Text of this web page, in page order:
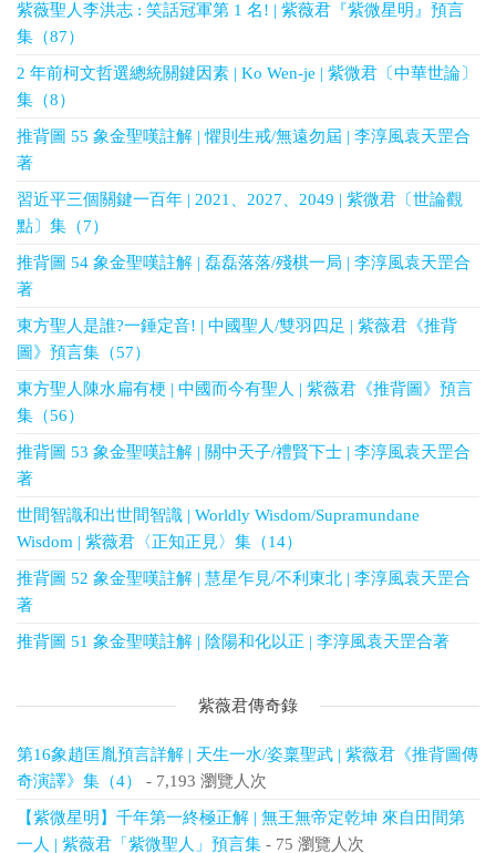
紫薇聖人李洪志 : 笑話冠軍第 1 名! | 紫薇君『紫微星明』預言
集（87）
2 年前柯文哲選總統關鍵因素 | Ko Wen-je | 紫微君〔中華世論〕
集（8）
推背圖 55 象金聖嘆註解 | 懼則生戒/無遠勿屆 | 李淳風袁天罡合
著
習近平三個關鍵一百年 | 2021、2027、2049 | 紫微君〔世論觀
點〕集（7）
推背圖 54 象金聖嘆註解 | 磊磊落落/殘棋一局 | 李淳風袁天罡合
著
東方聖人是誰?一錘定音! | 中國聖人/雙羽四足 | 紫薇君《推背
圖》預言集（57）
東方聖人陳水扁有梗 | 中國而今有聖人 | 紫薇君《推背圖》預言
集（56）
推背圖 53 象金聖嘆註解 | 關中天子/禮賢下士 | 李淳風袁天罡合
著
世間智識和出世間智識 | Worldly Wisdom/Supramundane
Wisdom | 紫薇君〈正知正見〉集（14）
推背圖 52 象金聖嘆註解 | 慧星乍見/不利東北 | 李淳風袁天罡合
著
推背圖 51 象金聖嘆註解 | 陰陽和化以正 | 李淳風袁天罡合著
紫薇君傳奇錄
第16象趙匡胤預言詳解 | 天生一水/姿稟聖武 | 紫薇君《推背圖傳
奇演譯》集（4）
- 7,193 瀏覽人次
【紫微星明】千年第一終極正解 | 無王無帝定乾坤 來自田間第
一人 | 紫薇君「紫微聖人」預言集 - 75 瀏覽人次